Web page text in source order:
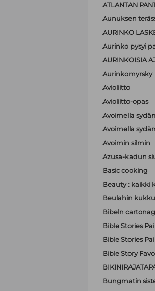
ATLANTAN
Aunuksen
AURINKO
Aurinko pysyi
AURINKOISIA
Aurinkomyrsky
Avioliitto
Avioliitto-opas
Avoimella
Avoimella
Avoimin silmin
Azusa-kadun
Basic cooking
Beauty : kaikki
Beulahin
Bibeln
Bible Stories
Bible Stories
Bible Story
Bungmatin